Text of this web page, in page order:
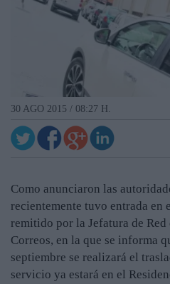
30 AGO 2015 / 08:27 H.
Como anunciaron las
recientemente tuvo entrada en
remitido por la Jefatura de
Correos, en la que se informa
septiembre se realizará el
servicio ya estará en el